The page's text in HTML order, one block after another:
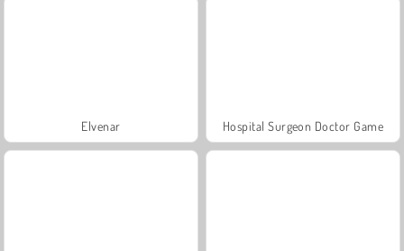
Elvenar Hospital Surgeon Doctor Game